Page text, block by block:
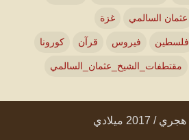
عثمان السالمي غزة
فلسطين فيروس قرآن كورونا
مقتطفات_الشيخ_عثمان_السالمي